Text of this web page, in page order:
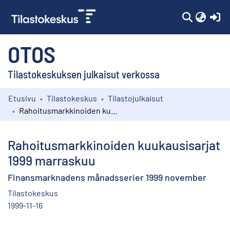
OTOS
Tilastokeskuksen julkaisut verkossa
Kokoelmat
Etusivu Tilastokeskus
Tilastojulkaisut
Rahoitusmarkkinoiden kuukausisarjat
1999 marraskuu
Finansmarknadens månadsserier 1999 november
Tilastokeskus
1999-11-16